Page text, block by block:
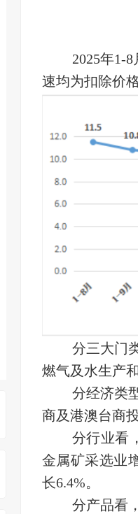
2025年1-
速均为扣除价
分三大门
燃气及水生产
分经济类
商及港澳台商
分行业看
金属矿采选业
长6.4%。
分产品看